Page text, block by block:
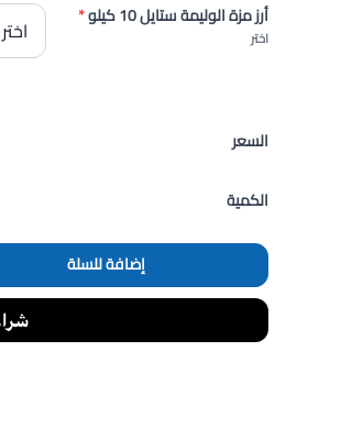
أرز مزة الوليمة ستايل 10 كيلو *
اختر
السعر
الكمية
إضافة للسلة